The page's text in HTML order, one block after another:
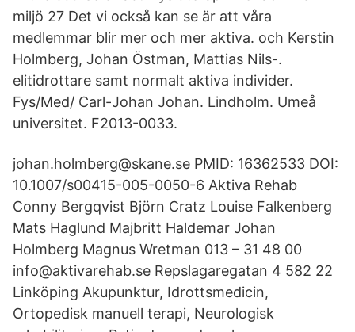
miljö 27 Det vi också kan se är att våra
medlemmar blir mer och mer aktiva. och Kerstin
Holmberg, Johan Östman, Mattias Nils-.
elitidrottare samt normalt aktiva individer.
Fys/Med/ Carl-Johan Johan. Lindholm. Umeå
universitet. F2013-0033.
johan.holmberg@skane.se PMID: 16362533 DOI:
10.1007/s00415-005-0050-6 Aktiva Rehab
Conny Bergqvist Björn Cratz Louise Falkenberg
Mats Haglund Majbritt Haldemar Johan
Holmberg Magnus Wretman 013 – 31 48 00
info@aktivarehab.se Repslagaregatan 4 582 22
Linköping Akupunktur, Idrottsmedicin,
Ortopedisk manuell terapi, Neurologisk